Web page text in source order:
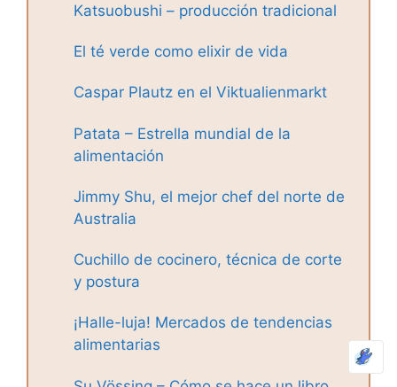
Katsuobushi – producción tradicional
El té verde como elixir de vida
Caspar Plautz en el Viktualienmarkt
Patata – Estrella mundial de la
alimentación
Jimmy Shu, el mejor chef del norte de
Australia
Cuchillo de cocinero, técnica de corte
y postura
¡Halle-luja! Mercados de tendencias
alimentarias